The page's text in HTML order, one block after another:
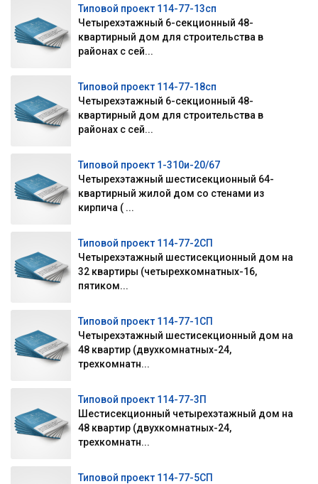
Типовой проект 114-77-13сп
Четырехэтажный 6-секционный 48-
квартирный дом для строительства в
районах с сей...
Типовой проект 114-77-18сп
Четырехэтажный 6-секционный 48-
квартирный дом для строительства в
районах с сей...
Типовой проект 1-310и-20/67
Четырехэтажный шестисекционный 64-
квартирный жилой дом со стенами из
кирпича ( ...
Типовой проект 114-77-2СП
Четырехэтажный шестисекционный дом на
32 квартиры (четырехкомнатных-16,
пятиком...
Типовой проект 114-77-1СП
Четырехэтажный шестисекционный дом на
48 квартир (двухкомнатных-24,
трехкомнатн...
Типовой проект 114-77-3П
Шестисекционный четырехэтажный дом на
48 квартир (двухкомнатных-24,
трехкомнатн...
Типовой проект 114-77-5СП